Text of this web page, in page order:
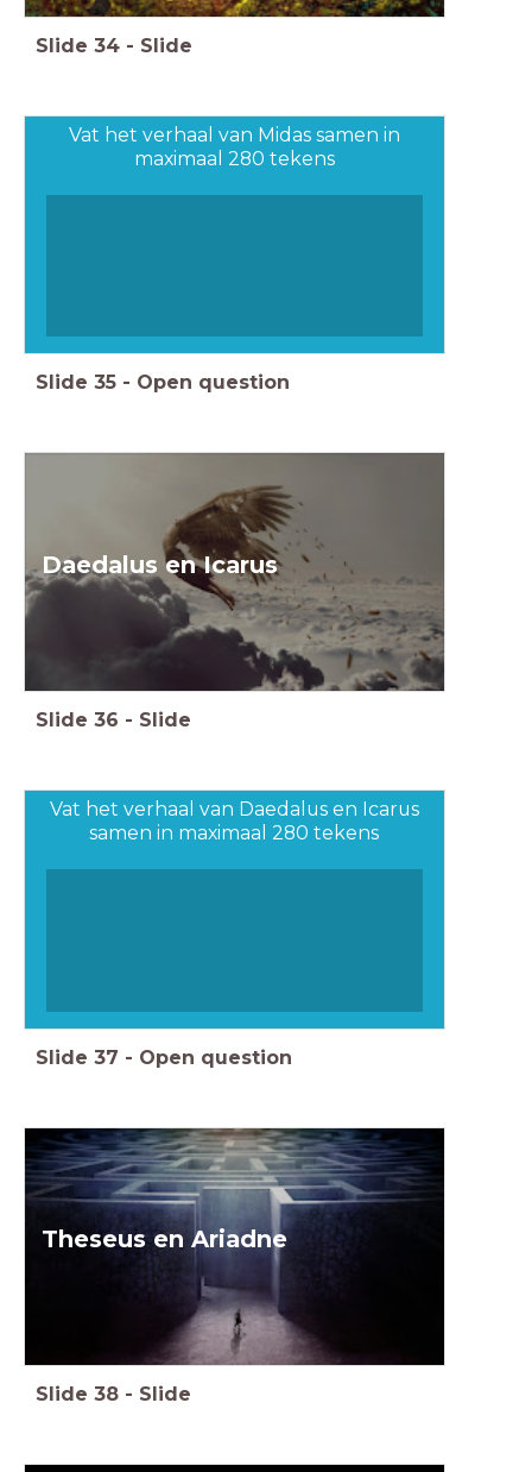
Slide 34 - Slide
Vat het verhaal van Midas samen in
maximaal 280 tekens
Slide 35 - Open question
Daedalus en Icarus
Slide 36 - Slide
Vat het verhaal van Daedalus en Icarus
samen in maximaal 280 tekens
Slide 37 - Open question
Theseus en Ariadne
Slide 38 - Slide